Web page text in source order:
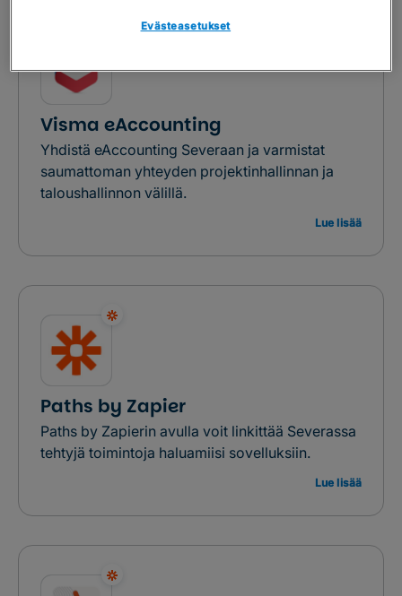
Visma eAccounting
Yhdistä eAccounting Severaan ja varmistat
saumattoman yhteyden projektinhallinnan ja
taloushallinnon välillä.
Lue lisää
Paths by Zapier
Paths by Zapierin avulla voit linkittää Severassa
tehtyjä toimintoja haluamiisi sovelluksiin.
Lue lisää
Evästeasetukset